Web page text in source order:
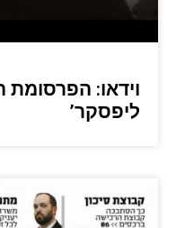
וידאו:
ליפסקר’